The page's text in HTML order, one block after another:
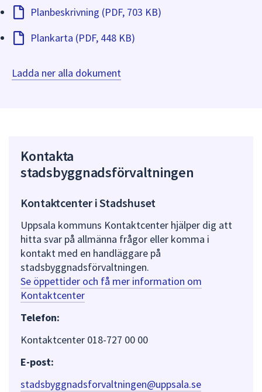
Planbeskrivning (PDF, 703 KB)
Plankarta (PDF, 448 KB)
Ladda ner alla dokument
Kontakta
stadsbyggnadsförvaltningen
Kontaktcenter i Stadshuset
Uppsala kommuns Kontaktcenter hjälper dig att
hitta svar på allmänna frågor eller komma i
kontakt med en handläggare på
stadsbyggnadsförvaltningen.
Se öppettider och få mer information om
Kontaktcenter
Telefon:
Kontaktcenter 018-727 00 00
E-post:
stadsbyggnadsforvaltningen@uppsala.se